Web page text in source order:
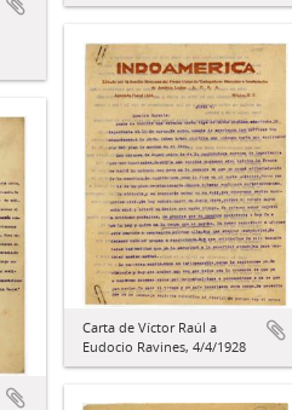
Carta de Víctor Raúl a
Eudocio Ravines, 4/4/1928